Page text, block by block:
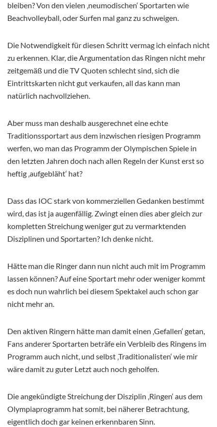
bleiben? Von den vielen ‚neumodischen‘ Sportarten wie
Beachvolleyball, oder Surfen mal ganz zu schweigen.
Die Notwendigkeit für diesen Schritt vermag ich einfach nicht
zu erkennen. Klar, die Argumentation das Ringen nicht mehr
zeitgemäß und die TV Quoten schlecht sind, sich die
Eintrittskarten nicht gut verkaufen, all das kann man
natürlich nachvollziehen.
Aber muss man deshalb ausgerechnet eine echte
Traditionssportart aus dem inzwischen riesigen Programm
werfen, wo man das Programm der Olympischen Spiele in
den letzten Jahren doch nach allen Regeln der Kunst erst so
heftig ‚aufgebläht‘ hat?
Dass das IOC stark von kommerziellen Gedanken bestimmt
wird, das ist ja augenfällig. Zwingt einen dies aber gleich zur
kompletten Streichung weniger gut zu vermarktenden
Disziplinen und Sportarten? Ich denke nicht.
Hätte man die Ringer dann nun nicht auch mit im Programm
lassen können? Auf eine Sportart mehr oder weniger kommt
es doch nun wahrlich bei diesem Spektakel auch schon gar
nicht mehr an.
Den aktiven Ringern hätte man damit einen ‚Gefallen‘ getan,
Fans anderer Sportarten beträfe ein Verbleib des Ringens im
Programm auch nicht, und selbst ‚Traditionalisten‘ wie mir
wäre damit zu guter Letzt auch noch geholfen.
Die angekündigte Streichung der Disziplin ‚Ringen‘ aus dem
Olympiaprogramm hat somit, bei näherer Betrachtung,
eigentlich doch gar keinen erkennbaren Sinn.